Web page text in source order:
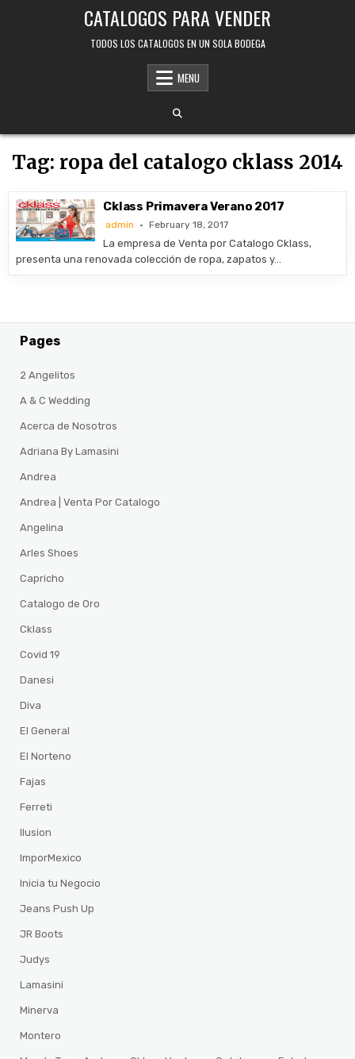
CATALOGOS PARA VENDER
TODOS LOS CATALOGOS EN UN SOLA BODEGA
MENU
Tag: ropa del catalogo cklass 2014
Cklass Primavera Verano 2017
admin February 18, 2017
La empresa de Venta por Catalogo Cklass,
presenta una renovada colección de ropa, zapatos y…
Pages
2 Angelitos
A & C Wedding
Acerca de Nosotros
Adriana By Lamasini
Andrea
Andrea | Venta Por Catalogo
Angelina
Arles Shoes
Capricho
Catalogo de Oro
Cklass
Covid 19
Danesi
Diva
El General
El Norteno
Fajas
Ferreti
Ilusion
ImporMexico
Inicia tu Negocio
Jeans Push Up
JR Boots
Judys
Lamasini
Minerva
Montero